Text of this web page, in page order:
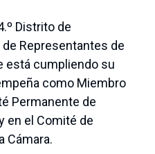
Distrito de
Representantes de
está cumpliendo su
como Miembro
Permanente de
en el Comité de
Cámara.